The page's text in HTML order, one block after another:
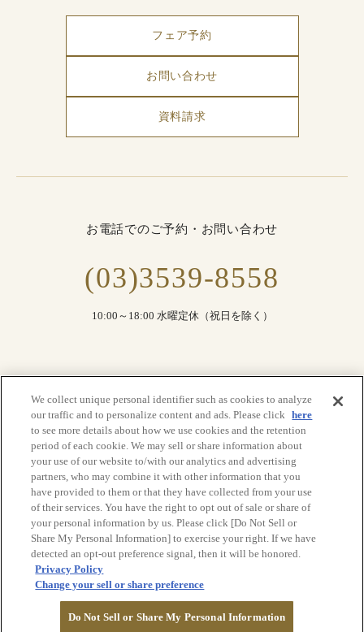
フェア予約 資料請求
フェア予約
お問い合わせ
資料請求
お電話でのご予約・お問い合わせ
(03)3539-8558
10:00～18:00 水曜定休（祝日を除く）
TOP
帝国ホテル 東京 トップニュースアクセスよくあるご質問
プライバシーポリシー 利用規約
We collect unique personal identifier such as cookies to analyze
our traffic and to personalize content and ads. Please click here
to see more details about how we use cookies and the retention
period of each cookie. We may sell or share information about
your use of our website to/with our analytics and advertising
partners, who may combine it with other information that you
have provided to them or that they have collected from your use
of their services. You have the right to opt out of sale or share of
your personal information by us. Please click [Do Not Sell or
Share My Personal Information] to exercise your right. If we have
detected an opt-out preference signal, then it will be honored.
Privacy Policy
Change your sell or share preference
Do Not Sell or Share My Personal Information